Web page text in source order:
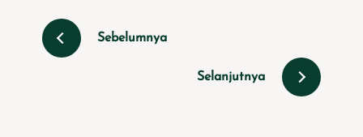
Sebelumnya
Selanjutnya